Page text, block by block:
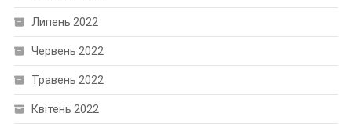
Липень 2022
Червень 2022
Травень 2022
Квітень 2022